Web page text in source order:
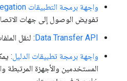
واجهة برمجة التطبيقات Contact Delegation
تفويض الوصول إلى جهات
Data Transfer API: لنقل
واجهة برمجة تطبيقات الدليل:
المستخدمين والأجهزة المرتبطة